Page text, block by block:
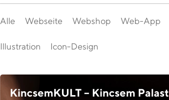
Alle Webseite Webshop Web-App
Illustration Icon-Design
KincsemKULT – Kincsem Palast